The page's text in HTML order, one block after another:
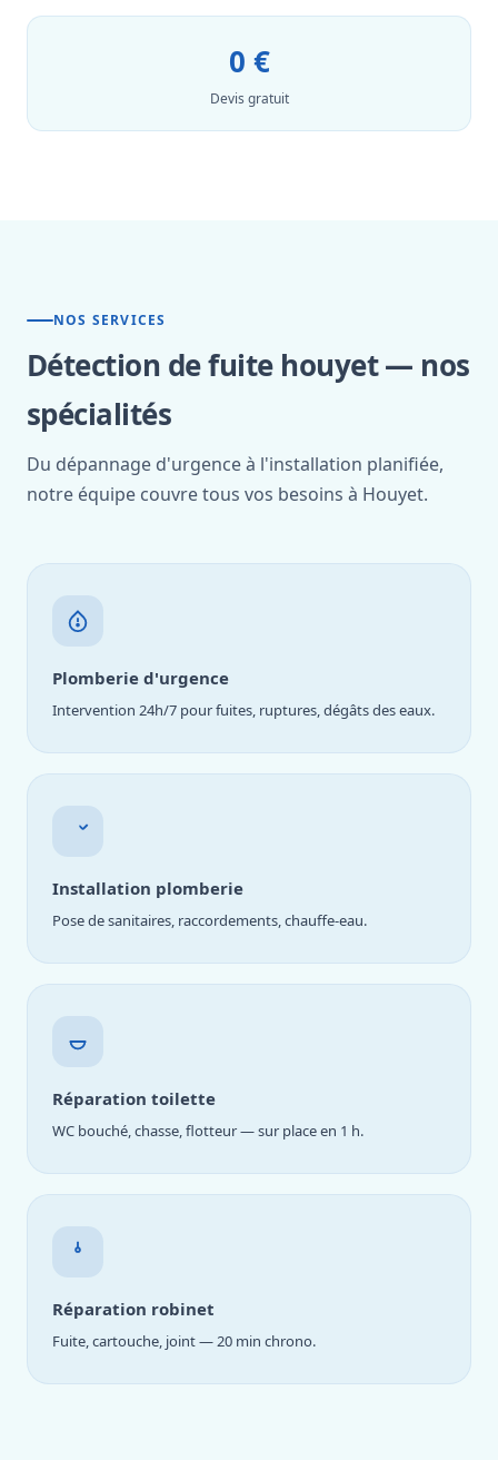
0 €
Devis gratuit
NOS SERVICES
Détection de fuite houyet — nos
spécialités
Du dépannage d'urgence à l'installation planifiée,
notre équipe couvre tous vos besoins à Houyet.
Plomberie d'urgence
Intervention 24h/7 pour fuites, ruptures, dégâts des eaux.
Installation plomberie
Pose de sanitaires, raccordements, chauffe-eau.
Réparation toilette
WC bouché, chasse, flotteur — sur place en 1 h.
Réparation robinet
Fuite, cartouche, joint — 20 min chrono.